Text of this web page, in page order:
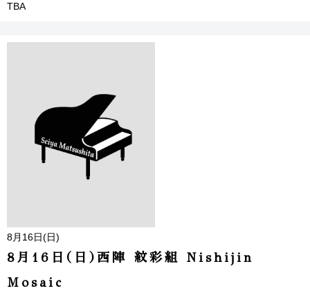
TBA
8月16日(日)
8月16日(日)西陣 紋彩組 Nishijin
Mosaic